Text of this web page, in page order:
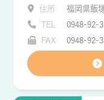
住所
福岡県飯
TEL
0948-92-
FAX
0948-92-